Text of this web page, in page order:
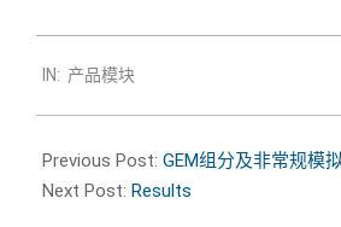
02-
26
IN: 产品模块
Previous Post: GEM组分及非常规模
Next Post: Results